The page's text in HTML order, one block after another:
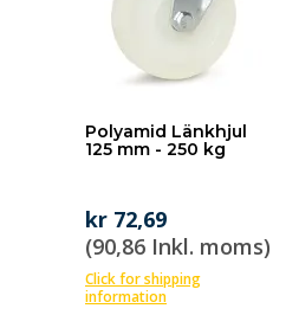
Polyamid Länkhjul
125 mm - 250 kg
kr 72,69
(90,86 Inkl. moms)
Click for shipping
information